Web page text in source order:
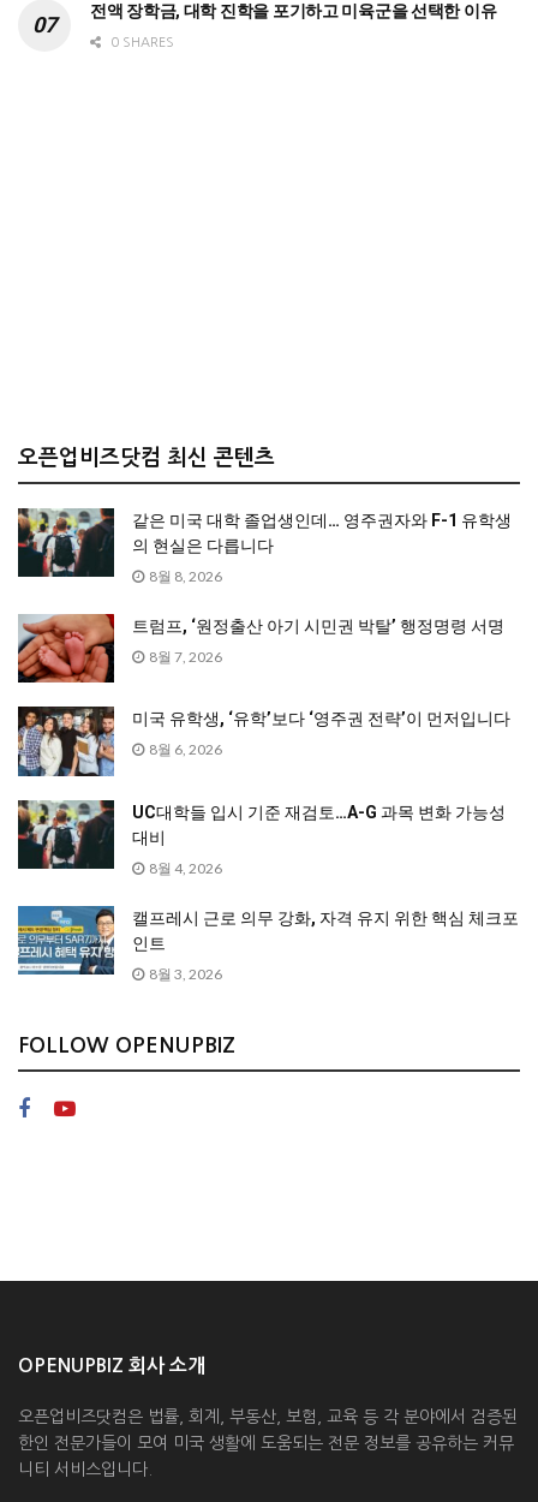
전액 장학금, 대학 진학을 포기하고 미육군을 선택한 이유
0 SHARES
오픈업비즈닷컴 최신 콘텐츠
같은 미국 대학 졸업생인데… 영주권자와 F-1 유학생
의 현실은 다릅니다
8월 8, 2026
트럼프, ‘원정출산 아기 시민권 박탈’ 행정명령 서명
8월 7, 2026
미국 유학생, ‘유학’보다 ‘영주권 전략’이 먼저입니다
8월 6, 2026
UC대학들 입시 기준 재검토…A-G 과목 변화 가능성
대비
8월 4, 2026
캘프레시 근로 의무 강화, 자격 유지 위한 핵심 체크포
인트
8월 3, 2026
FOLLOW OPENUPBIZ
OPENUPBIZ 회사 소개
오픈업비즈닷컴은 법률, 회계, 부동산, 보험, 교육 등 각 분야에서 검증된
한인 전문가들이 모여 미국 생활에 도움되는 전문 정보를 공유하는 커뮤
니티 서비스입니다.